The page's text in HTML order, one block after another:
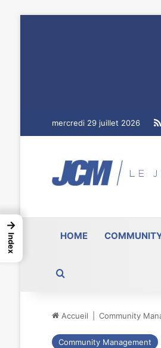
mercredi 29 juillet 2026
HOME
Accueil Community
Community Management
→
Index